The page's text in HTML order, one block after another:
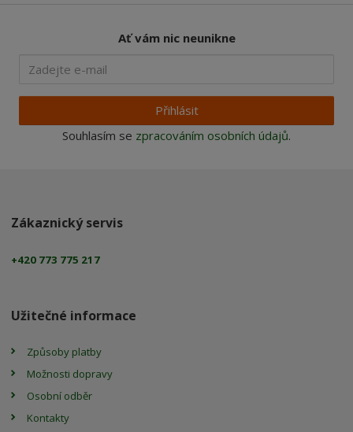
Ať vám nic neunikne
Přihlásit
Souhlasím se zpracováním osobních údajů.
Zákaznický servis
+420 773 775 217
Užitečné informace
Způsoby platby
Možnosti dopravy
Osobní odběr
Kontakty